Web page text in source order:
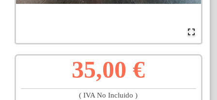
35,00 €
( IVA No Incluido )